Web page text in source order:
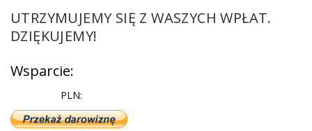
UTRZYMUJEMY SIĘ Z WASZYCH WPŁAT.
DZIĘKUJEMY!
Wsparcie:
PLN: